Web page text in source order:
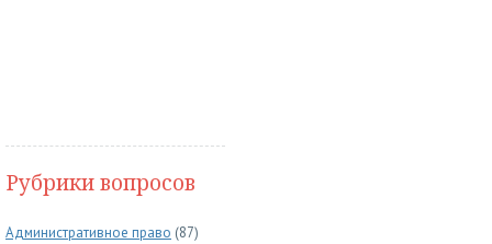
Рубрики вопросов
Административное право (87)